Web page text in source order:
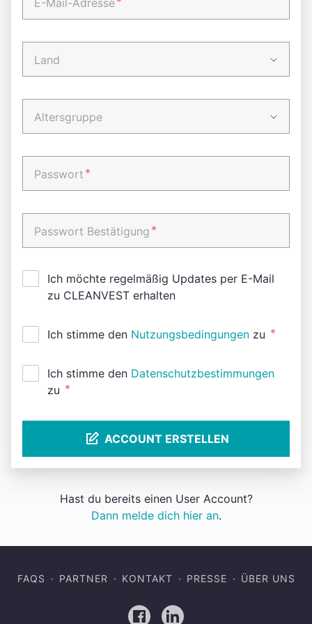
E-Mail-Adresse
Land
Altersgruppe
Passwort *
Passwort Bestätigung *
Ich möchte regelmäßig Updates per E-Mail
zu CLEANVEST erhalten
Ich stimme den Nutzungsbedingungen zu *
Ich stimme den Datenschutzbestimmungen
zu *
ACCOUNT ERSTELLEN
Hast du bereits einen User Account?
Dann melde dich hier an.
FAQS PARTNER KONTAKT PRESSE ÜBER UNS